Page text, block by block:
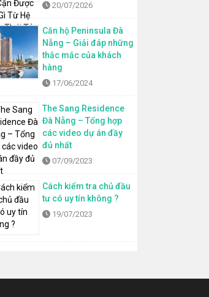
20/07/2026
Căn hộ Peninsula Đà
Nẵng – Giải đáp những
thắc mắc của khách
hàng
17/06/2024
The Sang Residence
Đà Nẵng – Tổng hợp
các video dự án đầy
đủ nhất
07/09/2023
Cách kiểm tra chủ đầu
tư có uy tín không ?
19/07/2023